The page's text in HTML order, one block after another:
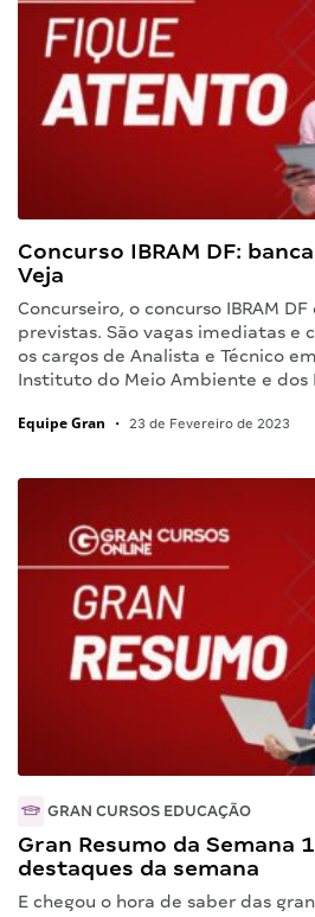
Concurso IBRAM DF:
Veja
Concurseiro, o concurso IBRAM
previstas. São vagas imediatas e
os cargos de Analista e Técnico
Instituto do Meio Ambiente e dos
Equipe Gran • 23 de Fevereiro de 2023
GRAN CURSOS EDUCAÇÃO
Gran Resumo da Semana
destaques da semana
E chegou o hora de saber das